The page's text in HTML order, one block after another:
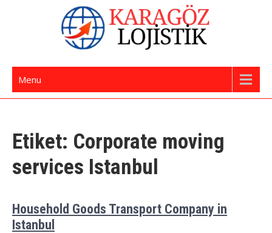
İstanbul Evden Eve Nakliye | İstanbul
Nakliyat
Menu
Etiket: Corporate moving
services Istanbul
Household Goods Transport Company in
Istanbul